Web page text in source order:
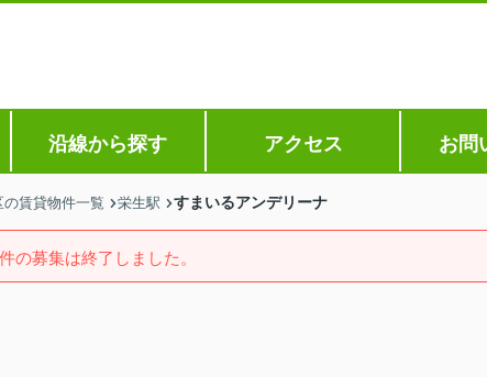
沿線から探す アクセス お問
賃貸物件一覧 栄生駅 すまいるアンデリーナ
の募集は終了しました。